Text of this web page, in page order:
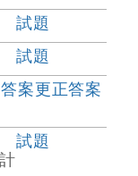
試題
試題
答案更正答案
試題